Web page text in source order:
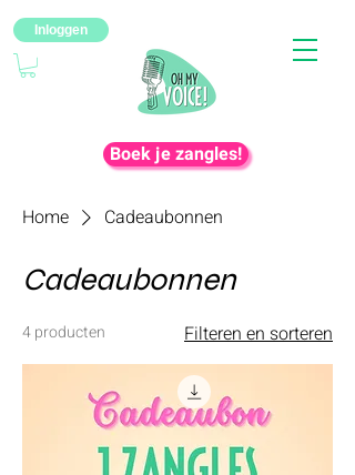
Inloggen
Boek je zangles!
Home Cadeaubonnen
Cadeaubonnen
4 producten Filteren en sorteren